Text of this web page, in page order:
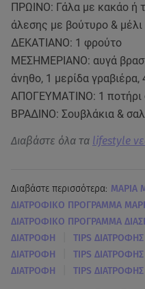
ΠΡΩΙΝΟ: Γάλα με κακάο ή
άλεσης με βούτυρο & μέλι
ΔΕΚΑΤΙΑΝΟ: 1 φρούτο
ΜΕΣΗΜΕΡΙΑΝΟ: αυγά
άνηθο, 1 μερίδα γραβιέρα,
ΑΠΟΓΕΥΜΑΤΙΝΟ: 1 ποτήρι
ΒΡΑΔΙΝΟ: Σουβλάκια &
Διαβάστε όλα τα lifestyle
Διαβάστε περισσότερα: ΜΑΡΙΑ
ΔΙΑΤΡΟΦΙΚΟ ΠΡΟΓΡΑΜΜΑ
ΔΙΑΤΡΟΦΙΚΟ ΠΡΟΓΡΑΜΜΑ
ΔΙΑΤΡΟΦΗ TIPS ΔΙΑΤΡΟΦΗΣ
ΔΙΑΤΡΟΦΗ TIPS ΔΙΑΤΡΟΦΗΣ
ΔΙΑΤΡΟΦΗ TIPS ΔΙΑΤΡΟΦΗΣ